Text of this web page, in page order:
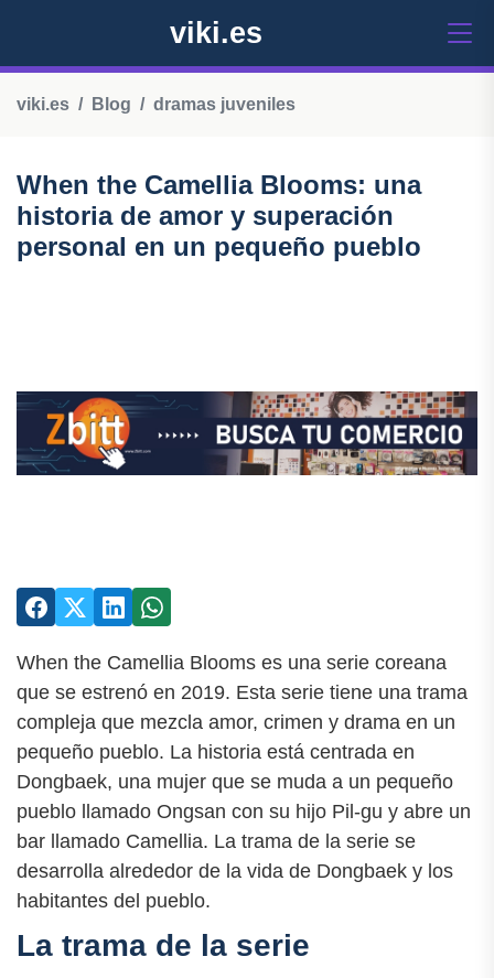
viki.es
viki.es Blog dramas juveniles
When the Camellia Blooms: una
historia de amor y superación
personal en un pequeño pueblo
When the Camellia Blooms es una serie coreana
que se estrenó en 2019. Esta serie tiene una trama
compleja que mezcla amor, crimen y drama en un
pequeño pueblo. La historia está centrada en
Dongbaek, una mujer que se muda a un pequeño
pueblo llamado Ongsan con su hijo Pil-gu y abre un
bar llamado Camellia. La trama de la serie se
desarrolla alrededor de la vida de Dongbaek y los
habitantes del pueblo.
La trama de la serie